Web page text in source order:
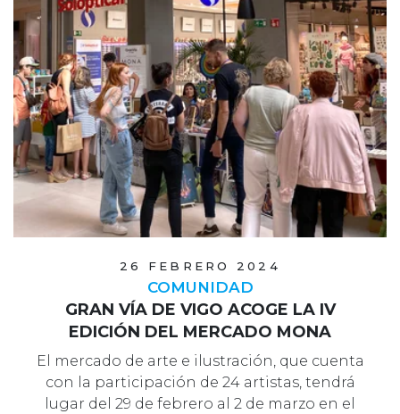
26 FEBRERO 2024
COMUNIDAD
GRAN VÍA DE VIGO ACOGE LA IV
EDICIÓN DEL MERCADO MONA
El mercado de arte e ilustración, que cuenta
con la participación de 24 artistas, tendrá
lugar del 29 de febrero al 2 de marzo en el